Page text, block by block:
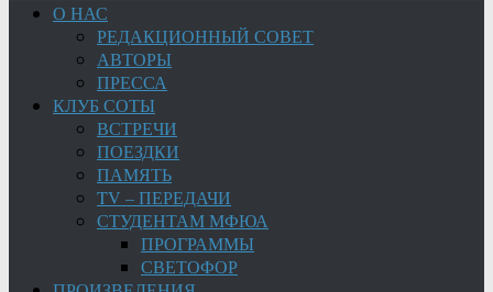
О НАС
РЕДАКЦИОННЫЙ СОВЕТ
АВТОРЫ
ПРЕССА
КЛУБ СОТЫ
ВСТРЕЧИ
ПОЕЗДКИ
ПАМЯТЬ
TV – ПЕРЕДАЧИ
СТУДЕНТАМ МФЮА
ПРОГРАММЫ
СВЕТОФОР